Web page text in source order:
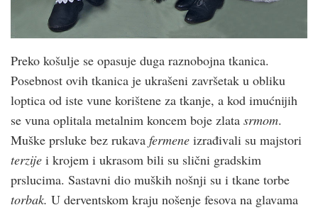
Preko košulje se opasuje duga raznobojna tkanica.
Posebnost ovih tkanica je ukrašeni završetak u obliku
loptica od iste vune korištene za tkanje, a kod imućnijih
se vuna oplitala metalnim koncem boje zlata srmom.
Muške prsluke bez rukava fermene izrađivali su majstori
terzije i krojem i ukrasom bili su slični gradskim
prslucima. Sastavni dio muških nošnji su i tkane torbe
torbak. U derventskom kraju nošenje fesova na glavama